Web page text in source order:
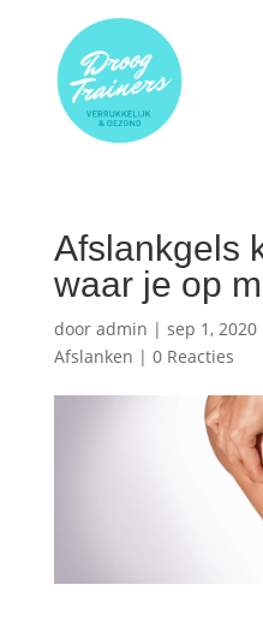
Afslankgels
waar je op
door admin | sep 1, 2020
Afslanken | 0 Reacties